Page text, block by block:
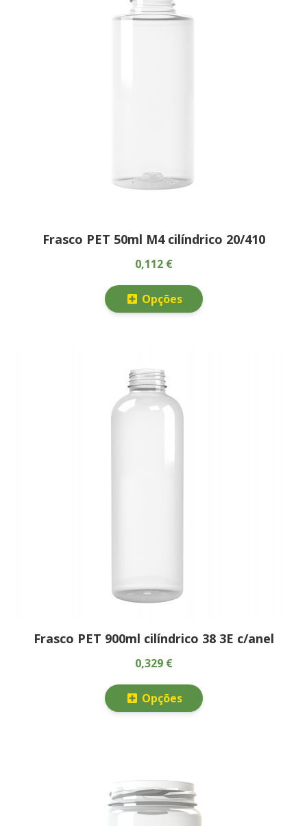
Frasco PET 50ml M4 cilíndrico 20/410
0,112 €
Opções
Frasco PET 900ml cilíndrico 38 3E c/anel
0,329 €
Opções